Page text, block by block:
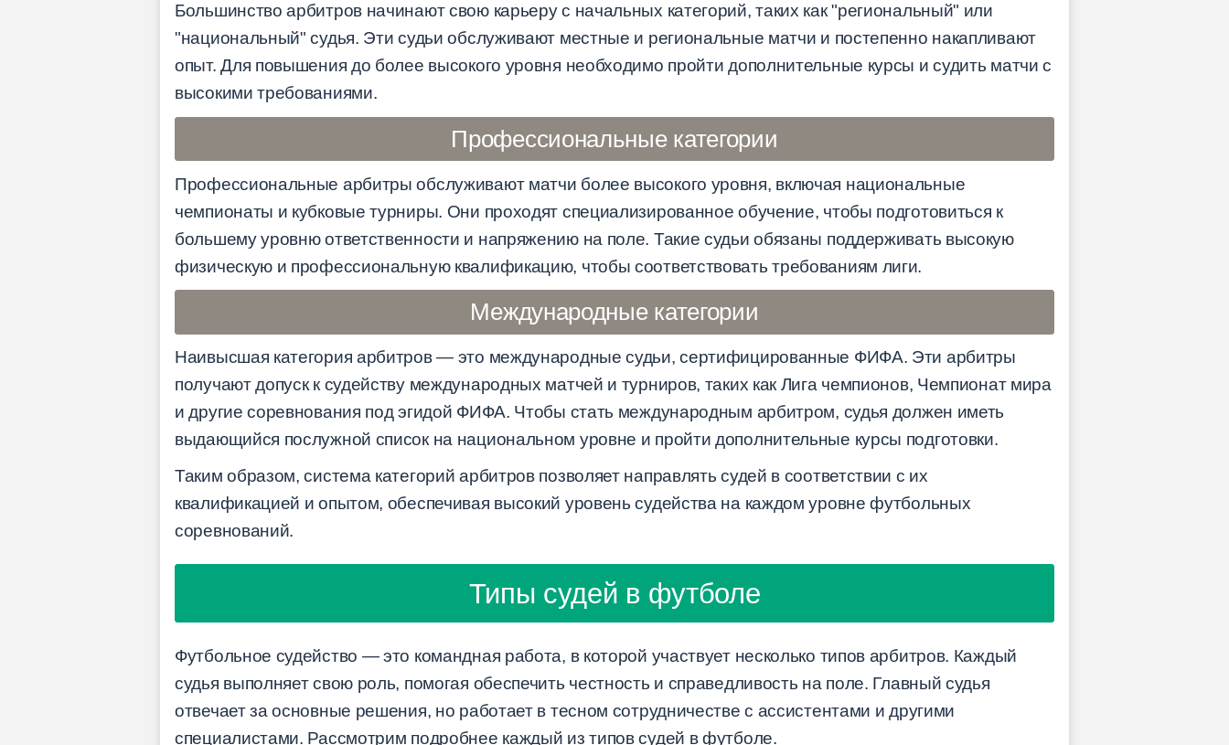
Большинство арбитров начинают свою карьеру с начальных категорий, таких как "региональный" или
"национальный" судья. Эти судьи обслуживают местные и региональные матчи и постепенно накапливают
опыт. Для повышения до более высокого уровня необходимо пройти дополнительные курсы и судить матчи с
высокими требованиями.
Профессиональные категории
Профессиональные арбитры обслуживают матчи более высокого уровня, включая национальные
чемпионаты и кубковые турниры. Они проходят специализированное обучение, чтобы подготовиться к
большему уровню ответственности и напряжению на поле. Такие судьи обязаны поддерживать высокую
физическую и профессиональную квалификацию, чтобы соответствовать требованиям лиги.
Международные категории
Наивысшая категория арбитров — это международные судьи, сертифицированные ФИФА. Эти арбитры
получают допуск к судейству международных матчей и турниров, таких как Лига чемпионов, Чемпионат мира
и другие соревнования под эгидой ФИФА. Чтобы стать международным арбитром, судья должен иметь
выдающийся послужной список на национальном уровне и пройти дополнительные курсы подготовки.
Таким образом, система категорий арбитров позволяет направлять судей в соответствии с их
квалификацией и опытом, обеспечивая высокий уровень судейства на каждом уровне футбольных
соревнований.
Типы судей в футболе
Футбольное судейство — это командная работа, в которой участвует несколько типов арбитров. Каждый
судья выполняет свою роль, помогая обеспечить честность и справедливость на поле. Главный судья
отвечает за основные решения, но работает в тесном сотрудничестве с ассистентами и другими
специалистами. Рассмотрим подробнее каждый из типов судей в футболе.